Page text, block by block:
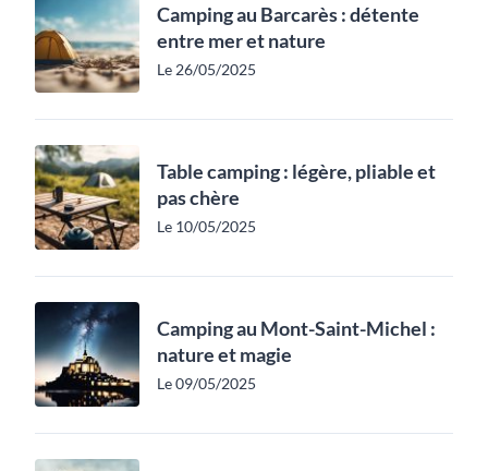
Camping au Barcarès : détente
entre mer et nature
Le 26/05/2025
Table camping : légère, pliable et
pas chère
Le 10/05/2025
Camping au Mont-Saint-Michel :
nature et magie
Le 09/05/2025